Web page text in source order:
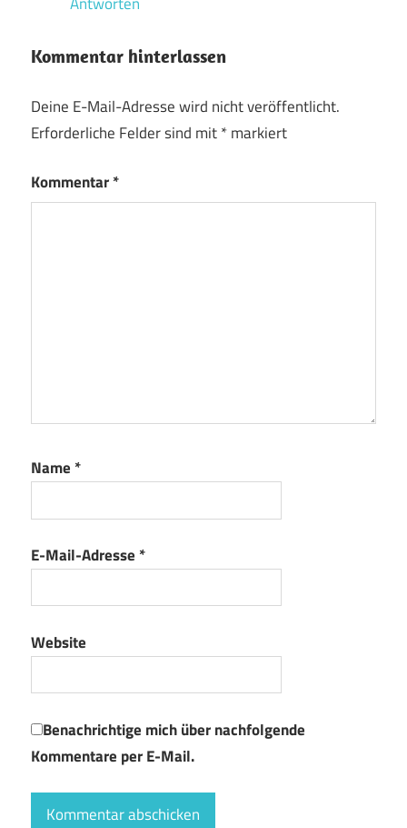
Kommentar hinterlassen
Deine E-Mail-Adresse wird nicht veröffentlicht.
Erforderliche Felder sind mit*markiert
Kommentar*
Name *
E-Mail-Adresse *
Website
Benachrichtige mich über nachfolgende
Kommentare per E-Mail.